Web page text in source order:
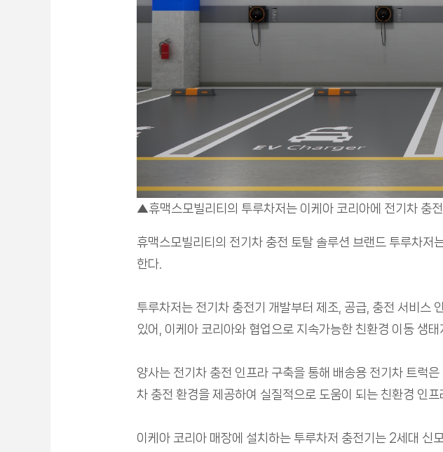
▲휴맥스모빌리티의 투루차저는 이케아 코리아에 전기차 충
휴맥스모빌리티의 전기차 충전 토탈 솔루션 브랜드 투루차
한다.
투루차저는 전기차 충전기 개발부터 제조, 공급, 충전 서비스
있어, 이케아 코리아와 협업으로 지속가능한 친환경 이동 생
양사는 전기차 충전 인프라 구축을 통해 배송용 전기차 트럭
차 충전 환경을 제공하여 실질적으로 도움이 되는 친환경 인프
이케아 코리아 매장에 설치하는 투루차저 충전기는 2세대 신